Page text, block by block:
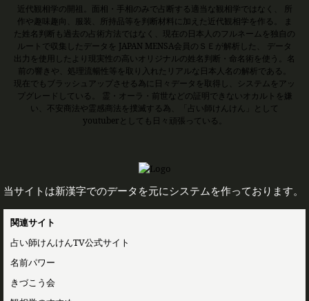
近代観相学の開祖。面相・手相のみで占断する適当な観相学ではなく、 所
作や趣味趣向、服装、所持品等を判断材料に加えた近代観相学を作る。 ま
た姓名判断も過去の占術方法ではなく、現在の日本人のフルネームを独自の
ルートで収集したデータを JAPAN MENSA会員のＳＥが解析した、 データ
出力を使用したより現実性の高いオリジナルの姓名判断・命名術を使う。名
前の響きや、処理流暢性等を取り入れたリアルな日本人名の解析である。
現在でもブラッシュアップさせる為に日々データを取得し、システムをアッ
プグレードしている。 霊・オーラ・前世などの証明できないオカルトを嫌
い、不安商法や霊感商法を撲滅する為、「占い師けんけん」として
youtuberとしても日々頑張っている。
当サイトは新漢字でのデータを元にシステムを作っております。
関連サイト
占い師けんけんTV公式サイト
名前パワー
きづこう会